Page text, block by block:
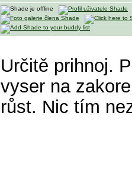
Určitě prihnoj.
vyser na
růst. Nic tím